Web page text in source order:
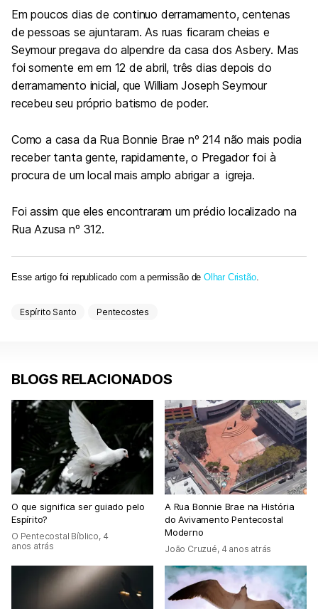
Em poucos dias de continuo derramamento, centenas
de pessoas se ajuntaram. As ruas ficaram cheias e
Seymour pregava do alpendre da casa dos Asbery. Mas
foi somente em em 12 de abril, três dias depois do
derramamento inicial, que William Joseph Seymour
recebeu seu próprio batismo de poder.
Como a casa da Rua Bonnie Brae nº 214 não mais podia
receber tanta gente, rapidamente, o Pregador foi à
procura de um local mais amplo abrigar a igreja.
Foi assim que eles encontraram um prédio localizado na
Rua Azusa nº 312.
Esse artigo foi republicado com a permissão de Olhar Cristão.
Espírito Santo Pentecostes
BLOGS RELACIONADOS
O que significa ser guiado pelo
Espírito?
O Pentecostal Bíblico, 4
anos atrás
A Rua Bonnie Brae na História
do Avivamento Pentecostal
Moderno
João Cruzué, 4 anos atrás